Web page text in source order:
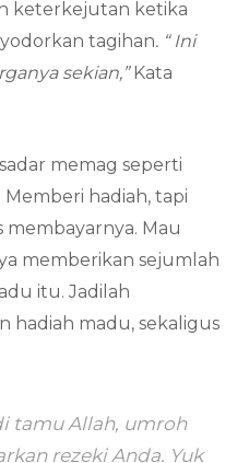
keterkejutan ketika
tagihan. “ Ini
sekian,”Kata
memag seperti
hadiah, tapi
Mau
memberikan sejumlah
itu. Jadilah
hadiah madu, sekaligus
tamu Allah, umroh
rezeki Anda. Yuk